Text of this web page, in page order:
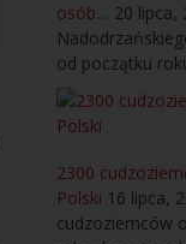
osób… 20 lipca,
od początku
2300
Polski 16 lipca,
cudzoziemców